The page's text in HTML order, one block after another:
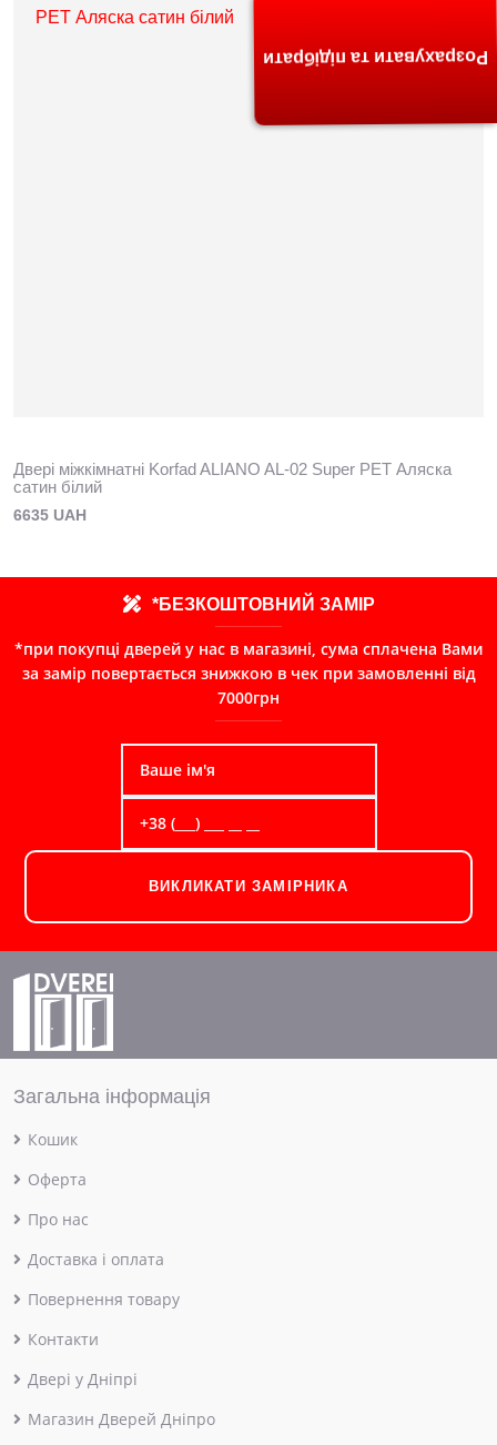
Двері міжкімнатні Korfad ALIANO AL-02 Super PET Аляска
сатин білий
6635 UAH
*БЕЗКОШТОВНИЙ ЗАМІР
*при покупці дверей у нас в магазині, сума сплачена Вами
за замір повертається знижкою в чек при замовленні від
7000грн
ВИКЛИКАТИ ЗАМІРНИКА
Загальна інформація
Кошик
Оферта
Про нас
Доставка і оплата
Повернення товару
Контакти
Двері у Дніпрі
Магазин Дверей Дніпро
Розрахувати та підібрати